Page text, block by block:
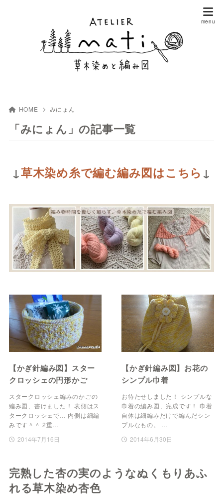
HOME みにょん
「みにょん」の記事一覧
↓草木染め糸で編む編み図はこちら ↓
【かぎ針編み図】スター
クロッシェの円形かご
スタークロッシェ編みのかごの
編み図、書けました！ 表側はス
タークロッシェで… 内側は細編
みです＾＾ 2重…
2014年7月16日
【かぎ針編み図】お花の
シンプル巾着
お待たせしました！ シンプルな
巾着の編み図、完成です！ 巾着
自体は細編みだけで編んだシン
プルなもの。 …
2014年6月30日
完熟した杏の実のようなぬくもりあふ
れる草木染め杏色